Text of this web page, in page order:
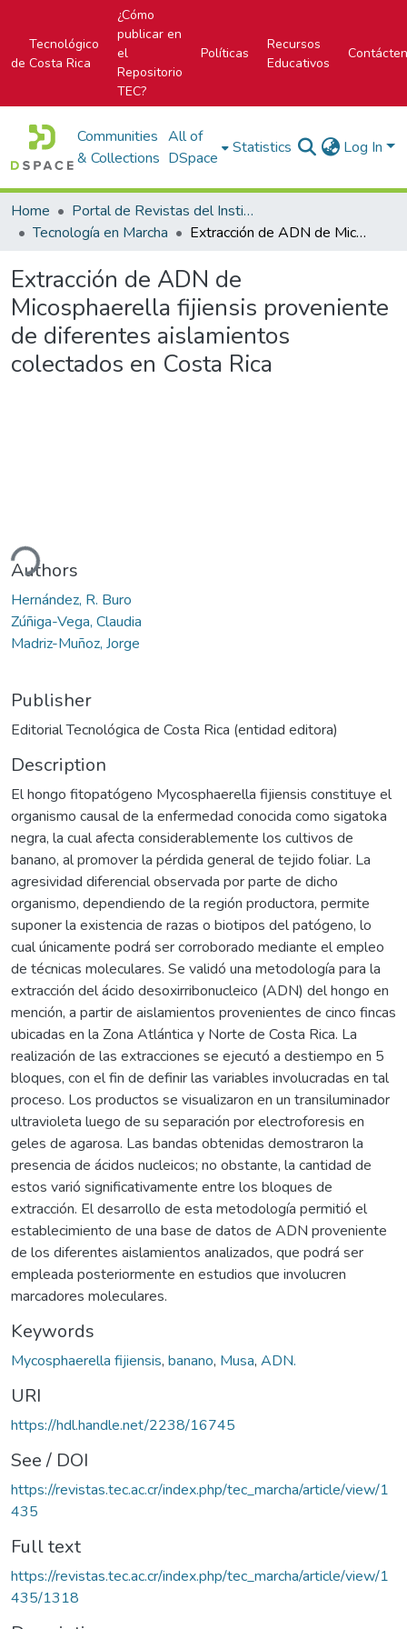
Tecnológico
de Costa Rica
¿Cómo
publicar en
el
Repositorio
TEC?
Políticas
Recursos
Educativos
Communities
& Collections
All of
DSpace
Statistics Log In
Home
Portal de Revistas del Instituto Tecnológico de Costa Rica
Tecnología en Marcha
Extracción de ADN de Micosphaerella fijiensis proveniente de diferentes aislamientos colectados en Costa Rica
Extracción de ADN de
Micosphaerella fijiensis proveniente
de diferentes aislamientos
colectados en Costa Rica
Authors
Hernández, R. Buro
Zúñiga-Vega, Claudia
Madriz-Muñoz, Jorge
Publisher
Editorial Tecnológica de Costa Rica (entidad editora)
Description
El hongo fitopatógeno Mycosphaerella fijiensis constituye el
organismo causal de la enfermedad conocida como sigatoka
negra, la cual afecta considerablemente los cultivos de
banano, al promover la pérdida general de tejido foliar. La
agresividad diferencial observada por parte de dicho
organismo, dependiendo de la región productora, permite
suponer la existencia de razas o biotipos del patógeno, lo
cual únicamente podrá ser corroborado mediante el empleo
de técnicas moleculares. Se validó una metodología para la
extracción del ácido desoxirribonucleico (ADN) del hongo en
mención, a partir de aislamientos provenientes de cinco fincas
ubicadas en la Zona Atlántica y Norte de Costa Rica. La
realización de las extracciones se ejecutó a destiempo en 5
bloques, con el fin de definir las variables involucradas en tal
proceso. Los productos se visualizaron en un transiluminador
ultravioleta luego de su separación por electroforesis en
geles de agarosa. Las bandas obtenidas demostraron la
presencia de ácidos nucleicos; no obstante, la cantidad de
estos varió significativamente entre los bloques de
extracción. El desarrollo de esta metodología permitió el
establecimiento de una base de datos de ADN proveniente
de los diferentes aislamientos analizados, que podrá ser
empleada posteriormente en estudios que involucren
marcadores moleculares.
Keywords
Mycosphaerella fijiensis, banano, Musa, ADN.
URI
https://hdl.handle.net/2238/16745
See / DOI
https://revistas.tec.ac.cr/index.php/tec_marcha/article/view/1
435
Full text
https://revistas.tec.ac.cr/index.php/tec_marcha/article/view/1
435/1318